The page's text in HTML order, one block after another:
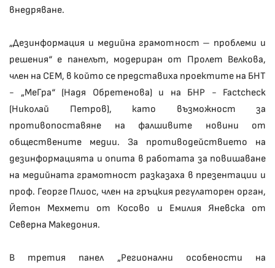
внедряване.
„Дезинформация и медийна грамотност – проблеми и
решения“ е панелът, модериран от Пролет Велкова,
член на СЕМ, в който се представиха проектите на БНТ
- „МеГра“ (Надя Обретенова) и на БНР - Factcheck
(Николай Петров), като възможност за
противопоставяне на фалшивите новини от
обществените медии. За противодействието на
дезинформацията и опита в работата за повишаване
на медийната грамотност разказаха в презентации и
проф. Георге Плиос, член на гръцкия регулаторен орган,
Йетон Мехмети от Косово и Емилия Яневска от
Северна Македония.
В третия панел „Регионални особености на